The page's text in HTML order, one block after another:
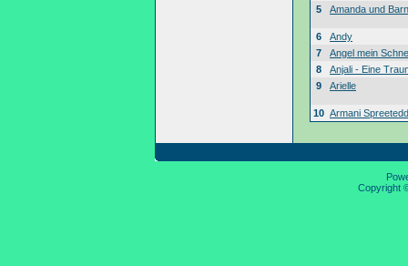
5 Amanda und
6
Andy
7
Angel mein
8
Anjali - Eine
9
Arielle
10 Armani
Copyright